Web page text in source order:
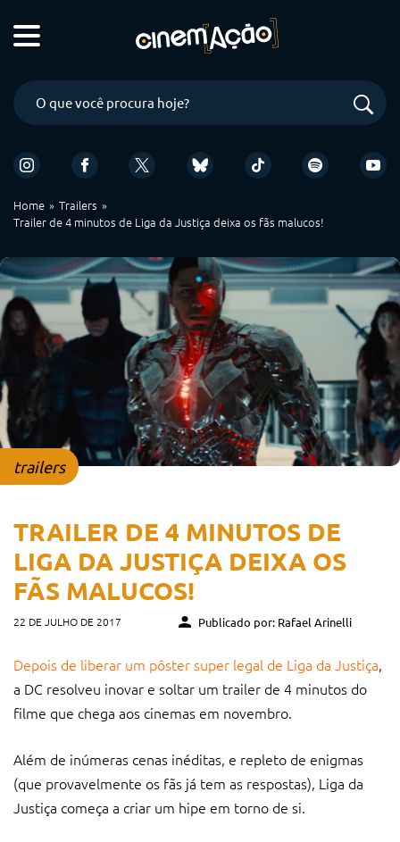
Home
Trailers
Trailer de 4 minutos de Liga da Justiça deixa os fãs malucos!
trailers
TRAILER DE 4 MINUTOS DE
LIGA DA JUSTIÇA DEIXA OS
FÃS MALUCOS!
22 DE JULHO DE 2017 Publicado por: Rafael Arinelli
Depois de liberar um pôster super legal de Liga da Justiça,
a DC resolveu inovar e soltar um trailer de 4 minutos do
filme que chega aos cinemas em novembro.
Além de inúmeras cenas inéditas, e repleto de enigmas
(que provavelmente os fãs já tem as respostas), Liga da
Justiça começa a criar um hipe em torno de si.